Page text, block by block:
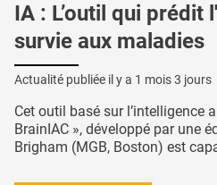
IA : L’outil qui prédit
survie aux maladies
Actualité publiée il y a 1 mois 3 jours
Cet outil basé sur l’intelligence
BrainIAC », développé par une
Brigham (MGB, Boston) est